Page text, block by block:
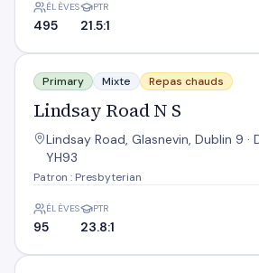
ÉLÈVES
495
PTR
21.5:1
Lindsay Road N S
Primary Mixte Repas chauds
Lindsay Road N S
Lindsay Road, Glasnevin, Dublin 9 ·
YH93
Patron : Presbyterian
ÉLÈVES
95
PTR
23.8:1
North Dublin Ns Project